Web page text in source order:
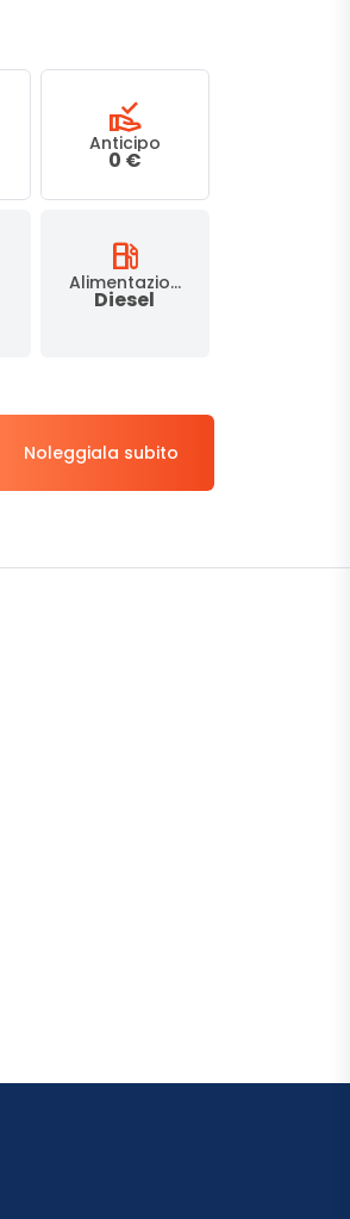
approval_delegation
Anticipo
0 €
local_gas_station
Alimentazione
Diesel
Noleggiala subito